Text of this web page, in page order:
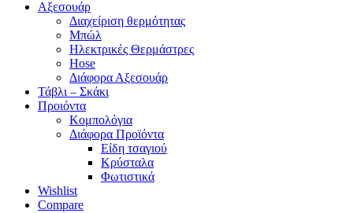
Αξεσουάρ
Διαχείριση θερμότητας
Μπώλ
Ηλεκτρικές Θερμάστρες
Hose
Διάφορα Αξεσουάρ
Τάβλι – Σκάκι
Προιόντα
Κομπολόγια
Διάφορα Προϊόντα
Είδη τσαγιού
Κρύσταλα
Φωτιστικά
Wishlist
Compare